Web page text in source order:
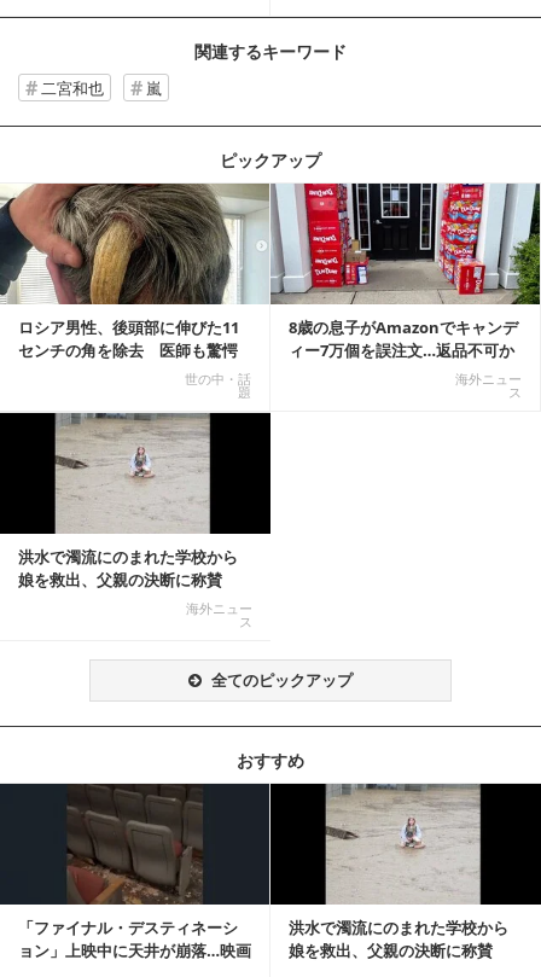
関連するキーワード
二宮和也 嵐
ピックアップ
ロシア男性、後頭部に伸びた11
センチの角を除去 医師も驚愕
世の中・話
題
8歳の息子がAmazonでキャンデ
ィー7万個を誤注文…返品不可か
海外ニュー
ス
記事を読む
洪水で濁流にのまれた学校から
娘を救出、父親の決断に称賛
続々 一部では「危険...海外ニュー
ス
全てのピックアップ
おすすめ
「ファイナル・デスティネーシ
ョン」上映中に天井が崩落…映画
洪水で濁流にのまれた学校から
娘を救出、父親の決断に称賛
記事を読む